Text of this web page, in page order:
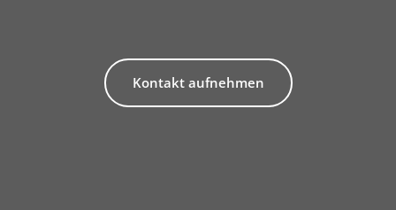
Kontakt aufnehmen